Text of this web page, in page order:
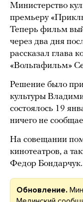
Министерство
премьеру
Теперь фильм
через два дня
рассказал глава
«Вольгафильм»
Решение было
культуры
состоялось 19
ничего не
На совещании
кинотеатров, а
Федор Бондарчук.
Обновление.